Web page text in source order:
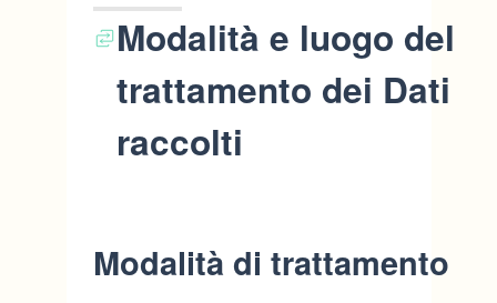
Modalità e luogo del
trattamento dei Dati
raccolti
Modalità di trattamento